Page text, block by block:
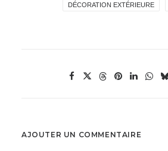
DÉCORATION EXTÉRIEURE
AJOUTER UN COMMENTAIRE